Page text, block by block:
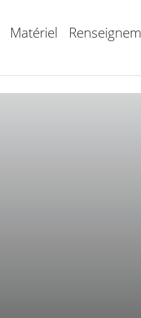
Matériel